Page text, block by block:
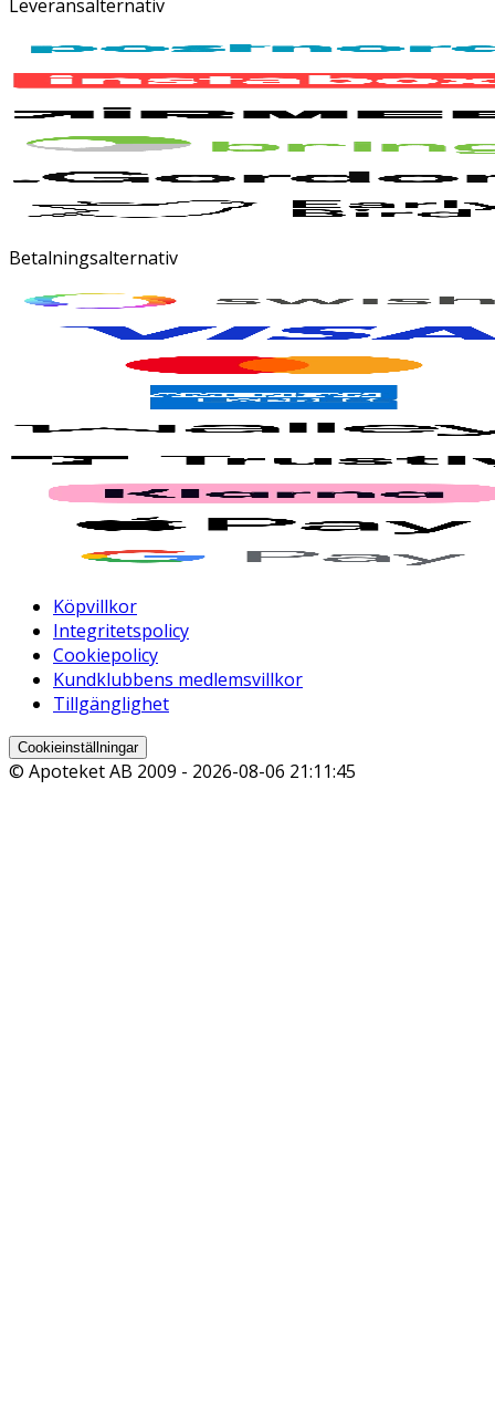
Leveransalternativ
Betalningsalternativ
Köpvillkor
Integritetspolicy
Cookiepolicy
Kundklubbens medlemsvillkor
Tillgänglighet
Cookieinställningar
© Apoteket AB 2009 - 2026-08-06 21:11:45